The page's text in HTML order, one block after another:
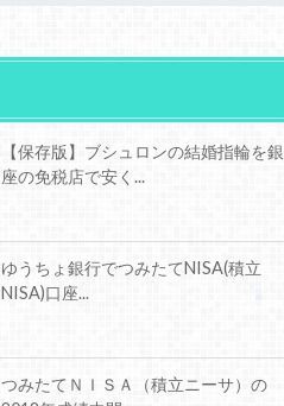
【保存版】ブシュロンの結婚指輪を銀
座の免税店で安く...
ゆうちょ銀行でつみたてNISA(積立
NISA)口座...
つみたてＮＩＳＡ（積立ニーサ）の